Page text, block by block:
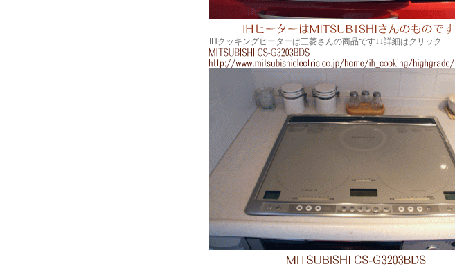
IHクッキングヒーターは三菱さんの商品です↓↓詳細はクリック